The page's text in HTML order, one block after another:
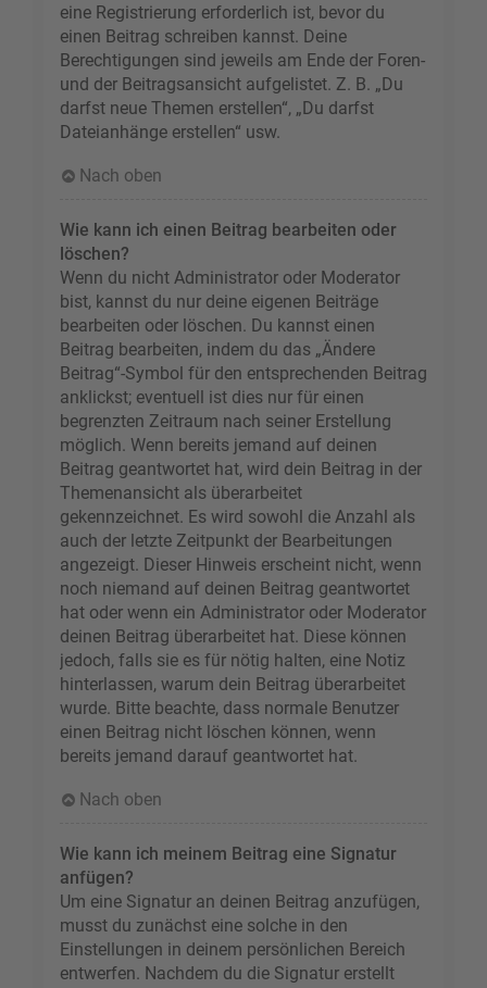
eine Registrierung erforderlich ist, bevor du
einen Beitrag schreiben kannst. Deine
Berechtigungen sind jeweils am Ende der Foren-
und der Beitragsansicht aufgelistet. Z. B. „Du
darfst neue Themen erstellen“, „Du darfst
Dateianhänge erstellen“ usw.
Nach oben
Wie kann ich einen Beitrag bearbeiten oder
löschen?
Wenn du nicht Administrator oder Moderator
bist, kannst du nur deine eigenen Beiträge
bearbeiten oder löschen. Du kannst einen
Beitrag bearbeiten, indem du das „Ändere
Beitrag“-Symbol für den entsprechenden Beitrag
anklickst; eventuell ist dies nur für einen
begrenzten Zeitraum nach seiner Erstellung
möglich. Wenn bereits jemand auf deinen
Beitrag geantwortet hat, wird dein Beitrag in der
Themenansicht als überarbeitet
gekennzeichnet. Es wird sowohl die Anzahl als
auch der letzte Zeitpunkt der Bearbeitungen
angezeigt. Dieser Hinweis erscheint nicht, wenn
noch niemand auf deinen Beitrag geantwortet
hat oder wenn ein Administrator oder Moderator
deinen Beitrag überarbeitet hat. Diese können
jedoch, falls sie es für nötig halten, eine Notiz
hinterlassen, warum dein Beitrag überarbeitet
wurde. Bitte beachte, dass normale Benutzer
einen Beitrag nicht löschen können, wenn
bereits jemand darauf geantwortet hat.
Nach oben
Wie kann ich meinem Beitrag eine Signatur
anfügen?
Um eine Signatur an deinen Beitrag anzufügen,
musst du zunächst eine solche in den
Einstellungen in deinem persönlichen Bereich
entwerfen. Nachdem du die Signatur erstellt